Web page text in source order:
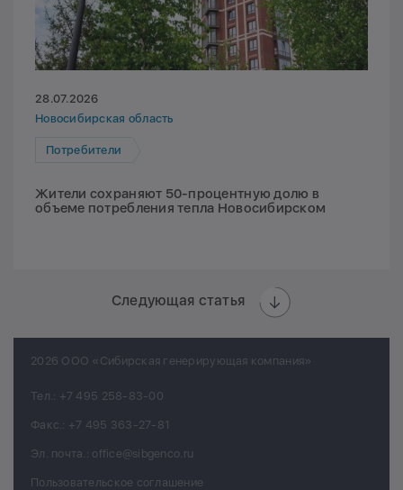
28.07.2026
Новосибирская область
Потребители
Жители сохраняют 50-процентную долю в
объеме потребления тепла Новосибирском
Следующая статья
2026 ООО «Сибирская генерирующая компания»
Тел.: +7 495 258-83-00
Факс.: +7 495 363-27-81
Эл. почта.: office@sibgenco.ru
Пользовательское соглашение